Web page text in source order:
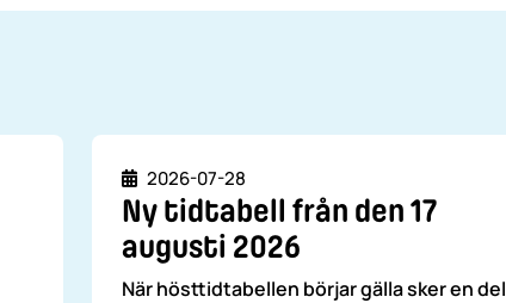
Datum
2026-07-28
Ny tidtabell från den 17
augusti 2026
När hösttidtabellen börjar gälla sker en del